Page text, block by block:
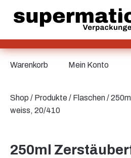
Shop / Produkte/ Flaschen/
weiss, 20/410
Warenkorb Mein Konto
250ml